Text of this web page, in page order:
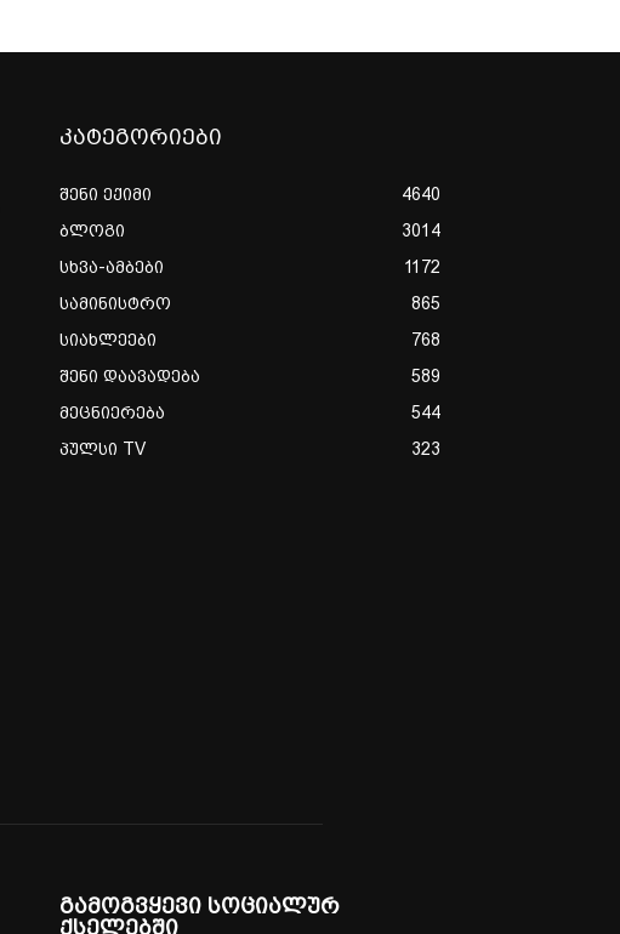
კატეგორიები
შენი ექიმი
4640
ბლოგი
3014
სხვა-ამბები
1172
სამინისტრო
865
სიახლეები
768
შენი დაავადება
589
მეცნიერება
544
პულსი TV
323
გამოგვყევი სოციალურ
ქსელებში